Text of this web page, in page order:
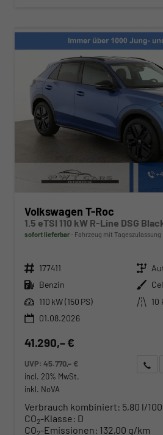
Volkswagen T-Roc
sofort lieferbar Fahrzeug mit Tageszulassung
Fahrzeugnr. 177411 Getriebe
Kraftstoff Benzin Außenfarbe
Leistung 110 kW (150 PS) Kilometerstand
10
01.08.2026
41.290,– €
UVP:45.770,– €
incl. 20% MwSt.
inkl. NoVA
Verbrauch kombiniert: 5,80 l/
CO2-Klasse: D
CO2-Emissionen: 132,00 g/km